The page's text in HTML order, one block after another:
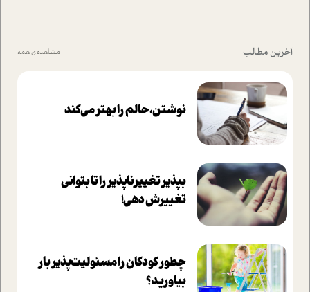
آخرین مطالب مشاهده ی همه
نوشتن، حالم را بهتر می‌کند
بپذير تغييرناپذير را تا بتواني
تغييرش دهي!‏
چطور کودکان را مسئولیت‌پذیر بار
بیاورید؟